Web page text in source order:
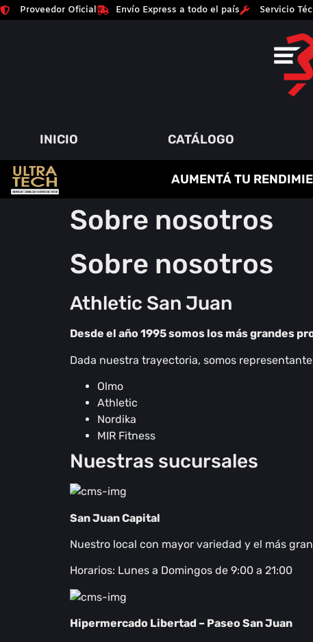
Proveedor Oficial Envío Express a todo el país Servicio
INICIO CATÁLOGO
PROTEÍNAS
AMINO
QUEMADOR
YMÁS
AUMENTÁ TU
Sobre nosotros
Sobre nosotros
Athletic San Juan
Desde el año 1995 somos los más grandes
Dada nuestra trayectoria, somos
Olmo
Athletic
Nordika
MIR Fitness
Nuestras sucursales
San Juan Capital
Nuestro local con mayor variedad y el más
Horarios: Lunes a Domingos de 9:00 a 21:00
Hipermercado Libertad – Paseo San Juan